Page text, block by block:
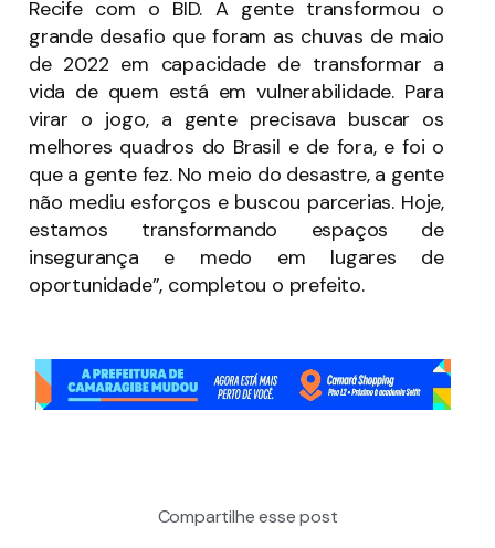
Recife com o BID. A gente transformou o
grande desafio que foram as chuvas de maio
de 2022 em capacidade de transformar a
vida de quem está em vulnerabilidade. Para
virar o jogo, a gente precisava buscar os
melhores quadros do Brasil e de fora, e foi o
que a gente fez. No meio do desastre, a gente
não mediu esforços e buscou parcerias. Hoje,
estamos transformando espaços de
insegurança e medo em lugares de
oportunidade”, completou o prefeito.
Compartilhe esse post